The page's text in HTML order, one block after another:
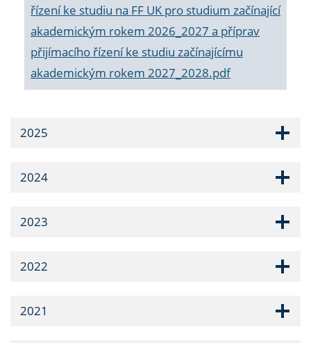
řízení ke studiu na FF UK pro studium začínající
akademickým rokem 2026_2027 a příprav
přijímacího řízení ke studiu začínajícímu
akademickým rokem 2027_2028.pdf
2025
2024
2023
2022
2021